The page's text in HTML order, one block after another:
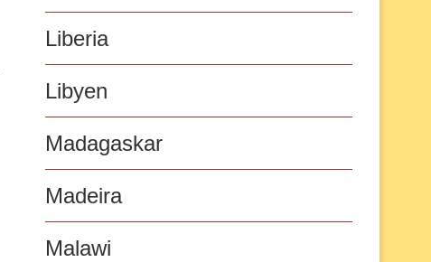
Liberia
Libyen
Madagaskar
Madeira
Malawi